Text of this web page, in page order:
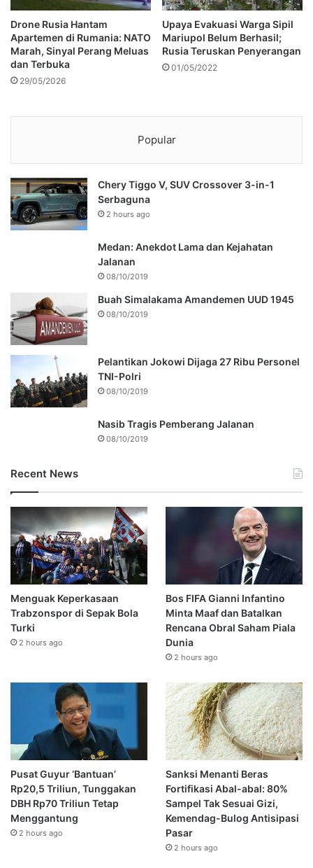
Drone Rusia Hantam
Apartemen di Rumania: NATO
Marah, Sinyal Perang Meluas
dan Terbuka
29/05/2026
Upaya Evakuasi Warga Sipil
Mariupol Belum Berhasil;
Rusia Teruskan Penyerangan
01/05/2022
Popular
Chery Tiggo V, SUV Crossover 3-in-1
Serbaguna
2 hours ago
Medan: Anekdot Lama dan Kejahatan
Jalanan
08/10/2019
Buah Simalakama Amandemen UUD 1945
08/10/2019
Pelantikan Jokowi Dijaga 27 Ribu Personel
TNI-Polri
08/10/2019
Nasib Tragis Pemberang Jalanan
08/10/2019
Recent News
Menguak Keperkasaan
Trabzonspor di Sepak Bola
Turki
2 hours ago
Bos FIFA Gianni Infantino
Minta Maaf dan Batalkan
Rencana Obral Saham Piala
Dunia
2 hours ago
Pusat Guyur ‘Bantuan’
Rp20,5 Triliun, Tunggakan
DBH Rp70 Triliun Tetap
Menggantung
2 hours ago
Sanksi Menanti Beras
Fortifikasi Abal-abal: 80%
Sampel Tak Sesuai Gizi,
Kemendag-Bulog Antisipasi
Pasar
2 hours ago